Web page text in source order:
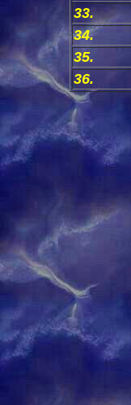
33.
34.
35.
36.